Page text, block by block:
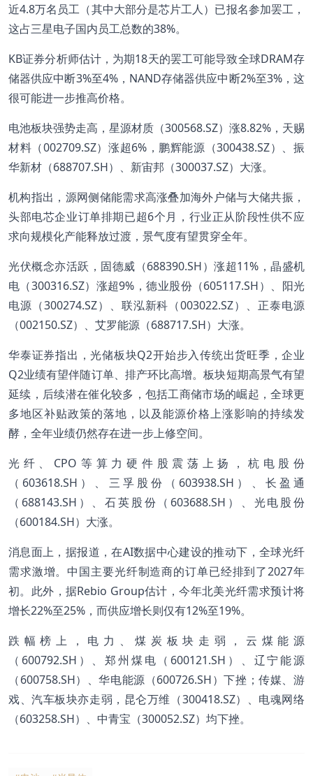
近4.8万名员工（其中大部分是芯片工人）已报名参加罢工，
这占三星电子国内员工总数的38%。
KB证券分析师估计，为期18天的罢工可能导致全球DRAM存
储器供应中断3%至4%，NAND存储器供应中断2%至3%，这
很可能进一步推高价格。
电池板块强势走高，星源材质（300568.SZ）涨8.82%，天赐
材料（002709.SZ）涨超6%，鹏辉能源（300438.SZ）、振
华新材（688707.SH）、新宙邦（300037.SZ）大涨。
机构指出，源网侧储能需求高涨叠加海外户储与大储共振，
头部电芯企业订单排期已超6个月，行业正从阶段性供不应
求向规模化产能释放过渡，景气度有望贯穿全年。
光伏概念亦活跃，固德威（688390.SH）涨超11%，晶盛机
电（300316.SZ）涨超9%，德业股份（605117.SH）、阳光
电源（300274.SZ）、联泓新科（003022.SZ）、正泰电源
（002150.SZ）、艾罗能源（688717.SH）大涨。
华泰证券指出，光储板块Q2开始步入传统出货旺季，企业
Q2业绩有望伴随订单、排产环比高增。板块短期高景气有望
延续，后续潜在催化较多，包括工商储市场的崛起，全球更
多地区补贴政策的落地，以及能源价格上涨影响的持续发
酵，全年业绩仍然存在进一步上修空间。
光纤、CPO等算力硬件股震荡上扬，杭电股份
（603618.SH）、三孚股份（603938.SH）、长盈通
（688143.SH）、石英股份（603688.SH）、光电股份
（600184.SH）大涨。
消息面上，据报道，在AI数据中心建设的推动下，全球光纤
需求激增。中国主要光纤制造商的订单已经排到了2027年
初。此外，据Rebio Group估计，今年北美光纤需求预计将
增长22%至25%，而供应增长则仅有12%至19%。
跌幅榜上，电力、煤炭板块走弱，云煤能源
（600792.SH）、郑州煤电（600121.SH）、辽宁能源
（600758.SH）、华电能源（600726.SH）下挫；传媒、游
戏、汽车板块亦走弱，昆仑万维（300418.SZ）、电魂网络
（603258.SH）、中青宝（300052.SZ）均下挫。